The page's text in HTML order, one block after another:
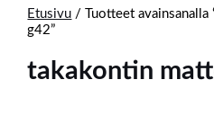
Etusivu / Tuotteet
g42”
takakontin